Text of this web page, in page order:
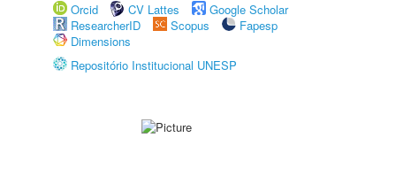
Orcid
CV Lattes
Google Scholar
ResearcherID
Scopus
Fapesp
Dimensions
Repositório Institucional UNESP